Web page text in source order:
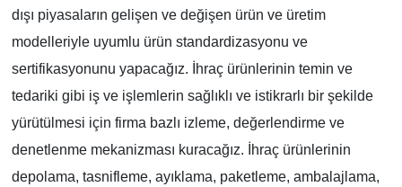
dışı piyasaların gelişen ve değişen ürün ve üretim
modelleriyle uyumlu ürün standardizasyonu ve
sertifikasyonunu yapacağız. İhraç ürünlerinin temin ve
tedariki gibi iş ve işlemlerin sağlıklı ve istikrarlı bir şekilde
yürütülmesi için firma bazlı izleme, değerlendirme ve
denetlenme mekanizması kuracağız. İhraç ürünlerinin
depolama, tasnifleme, ayıklama, paketleme, ambalajlama,